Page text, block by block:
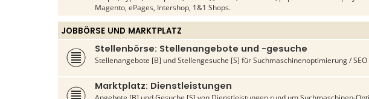
Magento, ePages, Intershop, 1&1 Shops.
JOBBÖRSE UND MARKTPLATZ
Stellenbörse: Stellenangebote und -gesuche
Stellenangebote [B] und Stellengesuche [S] für Suchmaschinenoptimierung /
Marktplatz: Dienstleistungen